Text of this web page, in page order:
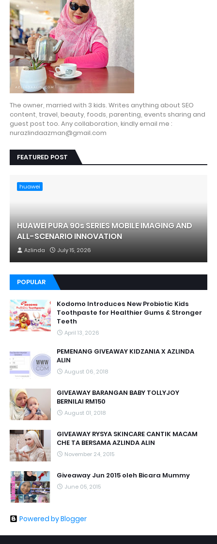
The owner, married with 3 kids. Writes anything about SEO
content, travel, beauty, foods, parenting, events sharing and
guest post too. Any collaboration, kindly email me :
nurazlindaazman@gmail.com
FEATURED POST
huawei
HUAWEI PURA 90s SERIES MOBILE IMAGING AND
ALL-SCENARIO INNOVATION
Azlinda July 15, 2026
POPULAR
Kodomo Introduces New Probiotic Kids
Toothpaste for Healthier Gums & Stronger
Teeth
April 13, 2026
PEMENANG GIVEAWAY KIDZANIA X AZLINDA
ALIN
August 06, 2018
GIVEAWAY BARANGAN BABY TOLLYJOY
BERNILAI RM150
August 01, 2018
GIVEAWAY RYSYA SKINCARE CANTIK MACAM
CHE TA BERSAMA AZLINDA ALIN
November 24, 2015
Giveaway Jun 2015 oleh Bicara Mummy
June 05, 2015
Powered by Blogger